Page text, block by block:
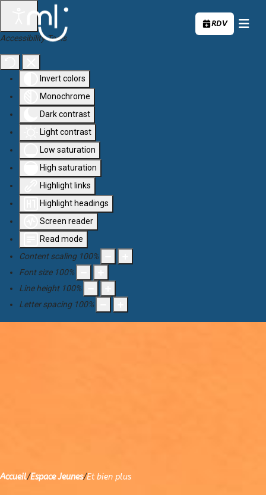
Aller au contenu principal
Accessibility Tools
Invert colors
Monochrome
Dark contrast
Light contrast
Low saturation
High saturation
Highlight links
Highlight headings
Screen reader
Read mode
Content scaling 100%
Font size 100%
Line height 100%
Letter spacing 100%
RDV
Accueil/Espace Jeunes/Et bien plus